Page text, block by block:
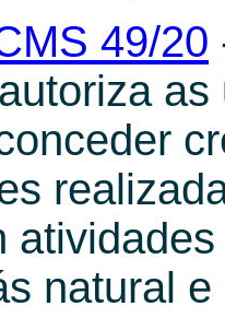
49/20
natural